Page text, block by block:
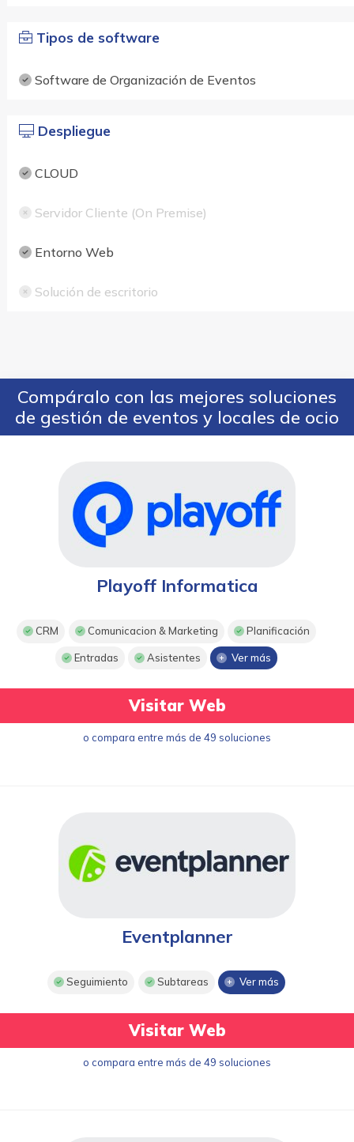
Tipos de software
Software de Organización de Eventos
Despliegue
CLOUD
Servidor Cliente (On Premise)
Entorno Web
Solución de escritorio
Compáralo con las mejores soluciones
de gestión de eventos y locales de ocio
Playoff Informatica
CRM Comunicacion & Marketing Planificación
Entradas Asistentes Ver más
Visitar Web
o compara entre más de 49 soluciones
Eventplanner
Seguimiento Subtareas Ver más
Visitar Web
o compara entre más de 49 soluciones